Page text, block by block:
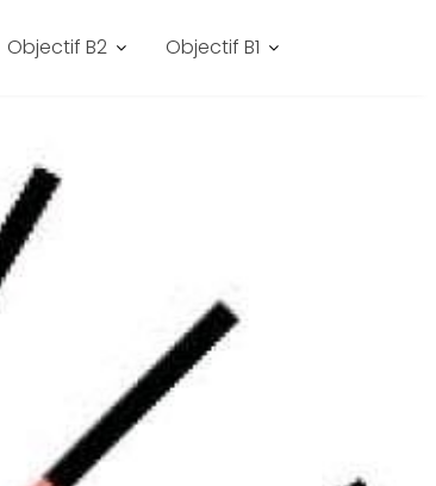
Objectif B2 Objectif B1